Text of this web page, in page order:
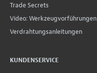
Trade Secrets
Video: Werkzeugvorführungen
Verdrahtungsanleitungen
KUNDENSERVICE